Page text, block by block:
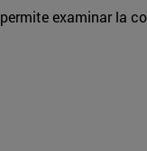
examinar la